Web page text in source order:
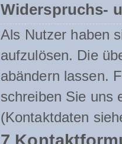
Widerspruchs-
Als Nutzer haben
aufzulösen. Die
abändern lassen.
schreiben Sie uns
(Kontaktdaten